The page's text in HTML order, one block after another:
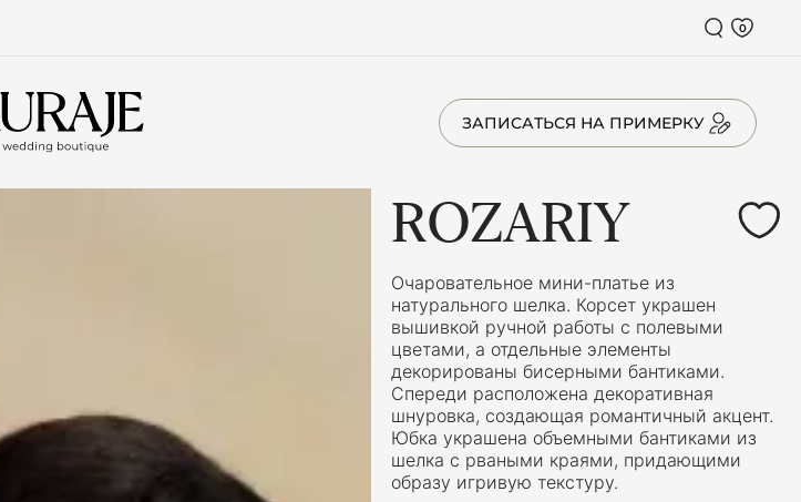
0
ЗАПИСАТЬСЯ НА ПРИМЕРКУ
ROZARIY
Очаровательное мини-платье из
натурального шелка. Корсет украшен
вышивкой ручной работы с полевыми
цветами, а отдельные элементы
декорированы бисерными бантиками.
Спереди расположена декоративная
шнуровка, создающая романтичный акцент.
Юбка украшена объемными бантиками из
шелка с рваными краями, придающими
образу игривую текстуру.